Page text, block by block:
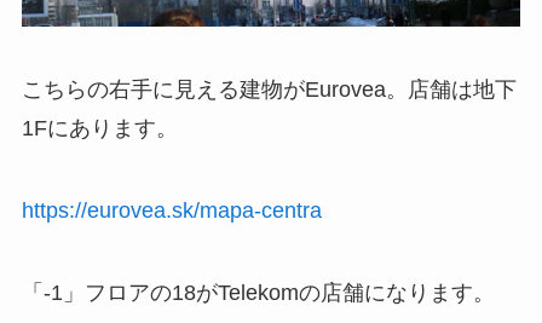
こちらの右手に見える建物がEurovea。店舗は地下
1Fにあります。
https://eurovea.sk/mapa-centra
「-1」フロアの18がTelekomの店舗になります。